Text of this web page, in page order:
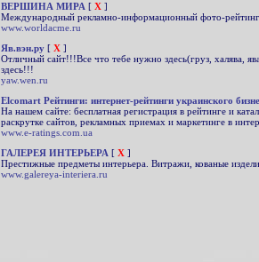
ВЕРШИНА МИРА [ X ]
Международный рекламно-информационный фото-рейтинг
www.worldacme.ru
Яв.вэн.ру [ X ]
Отличный сайт!!!Все что тебе нужно здесь(груз, халява,
здесь!!!
yaw.wen.ru
Elcomart Рейтинги: интернет-рейтинги украинского
На нашем сайте: бесплатная регистрация в рейтинге и
раскрутке сайтов, рекламных приемах и маркетинге в
www.e-ratings.com.ua
ГАЛЕРЕЯ ИНТЕРЬЕРА [ X ]
Престижные предметы интерьера. Витражи, кованые
www.galereya-interiera.ru